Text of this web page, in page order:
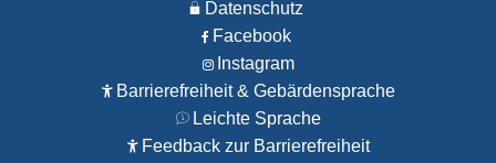
Datenschutz
Facebook
Instagram
Barrierefreiheit & Gebärdensprache
Leichte Sprache
Feedback zur Barrierefreiheit